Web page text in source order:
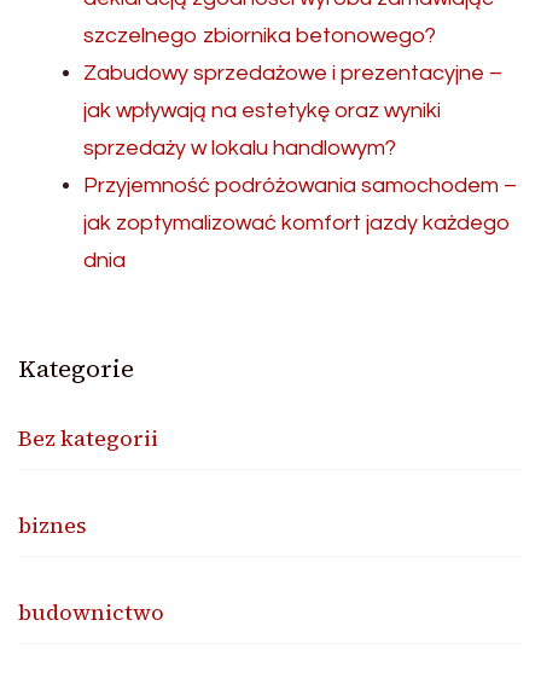
szczelnego zbiornika betonowego?
Zabudowy sprzedażowe i prezentacyjne –
jak wpływają na estetykę oraz wyniki
sprzedaży w lokalu handlowym?
Przyjemność podróżowania samochodem –
jak zoptymalizować komfort jazdy każdego
dnia
Kategorie
Bez kategorii
biznes
budownictwo